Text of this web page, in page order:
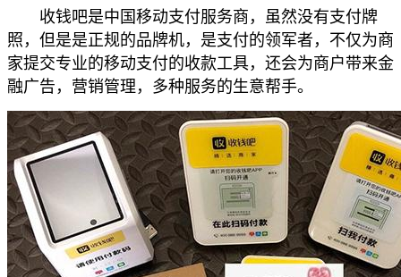
收钱吧是中国移动支付服务商，虽然没有支付牌
照，但是是正规的品牌机，是支付的领军者，不仅为商
家提交专业的移动支付的收款工具，还会为商户带来金
融广告，营销管理，多种服务的生意帮手。